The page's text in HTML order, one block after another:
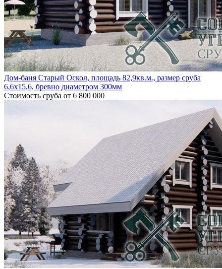
Дом-баня Старый Оскол, площадь 82,9кв.м., размер сруба
6,6х15,6, бревно диаметром 300мм
Стоимость сруба от 6 800 000